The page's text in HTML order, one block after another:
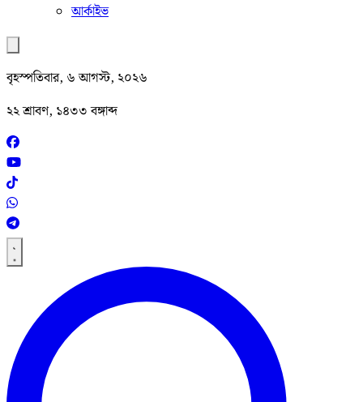
আর্কাইভ
বৃহস্পতিবার, ৬ আগস্ট, ২০২৬
২২ শ্রাবণ, ১৪৩৩ বঙ্গাব্দ